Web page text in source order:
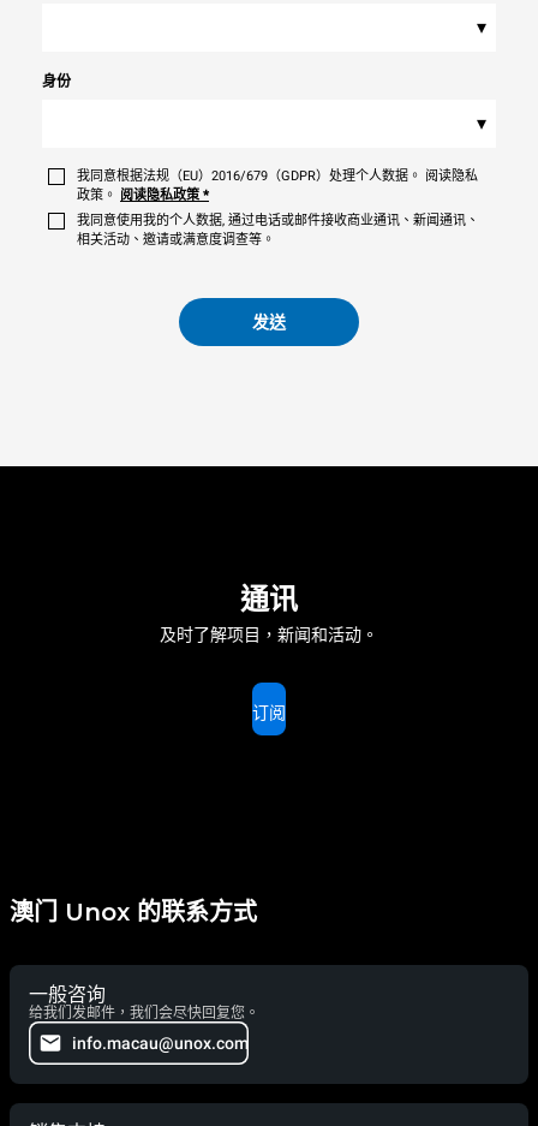
▾
身份
▾
我同意根据法规（EU）2016/679（GDPR）处理个人数据。 阅读隐私
政策。 阅读隐私政策 *
我同意使用我的个人数据, 通过电话或邮件接收商业通讯、新闻通讯、
相关活动、邀请或满意度调查等。
发送
通讯
及时了解项目，新闻和活动。
订阅
澳门 Unox 的联系方式
一般咨询
给我们发邮件，我们会尽快回复您。
info.macau@unox.com